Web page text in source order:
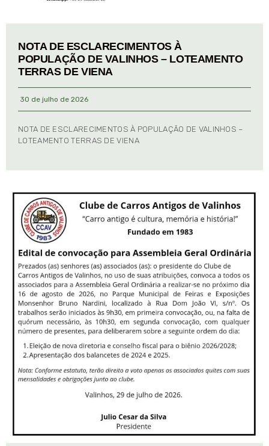
NOTA DE ESCLARECIMENTOS À
POPULAÇÃO DE VALINHOS – LOTEAMENTO
TERRAS DE VIENA
30 de julho de 2026
NOTA DE ESCLARECIMENTOS À POPULAÇÃO DE VALINHOS –
LOTEAMENTO TERRAS DE VIENA